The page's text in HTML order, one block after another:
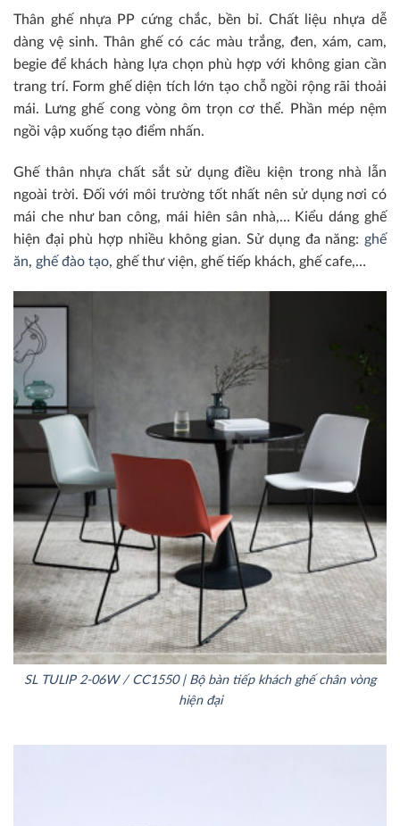
Thân ghế nhựa PP cứng chắc, bền bỉ. Chất liệu nhựa dễ
dàng vệ sinh. Thân ghế có các màu trắng, đen, xám, cam,
begie để khách hàng lựa chọn phù hợp với không gian cần
trang trí. Form ghế diện tích lớn tạo chỗ ngồi rộng rãi thoải
mái. Lưng ghế cong vòng ôm trọn cơ thể. Phần mép nệm
ngồi vập xuống tạo điểm nhấn.
Ghế thân nhựa chất sắt sử dụng điều kiện trong nhà lẫn
ngoài trời. Đối với môi trường tốt nhất nên sử dụng nơi có
mái che như ban công, mái hiên sân nhà,… Kiểu dáng ghế
hiện đại phù hợp nhiều không gian. Sử dụng đa năng: ghế
ăn, ghế đào tạo, ghế thư viện, ghế tiếp khách, ghế cafe,…
SL TULIP 2-06W / CC1550 | Bộ bàn tiếp khách ghế chân vòng
hiện đại